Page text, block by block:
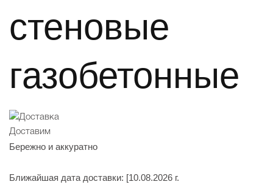
стеновые
газобетонные
Доставим
Бережно и аккуратно
Ближайшая дата доставки: [10.08.2026 г.